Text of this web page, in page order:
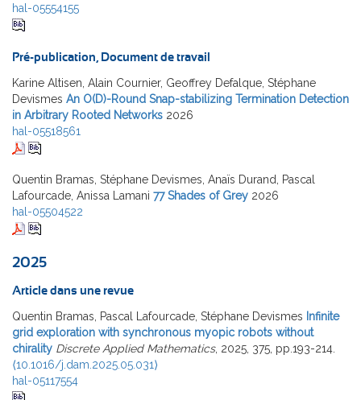
hal-05554155
Pré-publication, Document de travail
Karine Altisen, Alain Cournier, Geoffrey Defalque, Stéphane
Devismes An O(D)-Round Snap-stabilizing Termination Detection
in Arbitrary Rooted Networks 2026
hal-05518561
Quentin Bramas, Stéphane Devismes, Anaïs Durand, Pascal
Lafourcade, Anissa Lamani 77 Shades of Grey 2026
hal-05504522
2025
Article dans une revue
Quentin Bramas, Pascal Lafourcade, Stéphane Devismes Infinite
grid exploration with synchronous myopic robots without
chirality Discrete Applied Mathematics, 2025, 375, pp.193-214.
⟨10.1016/j.dam.2025.05.031⟩
hal-05117554